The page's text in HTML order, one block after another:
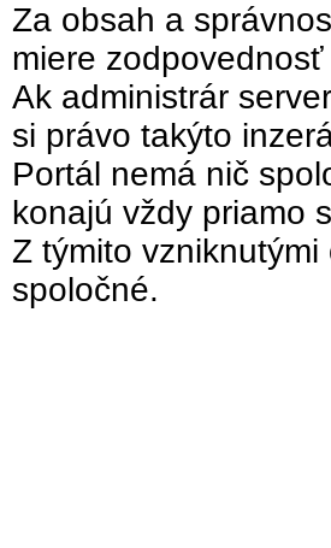
Za obsah a
miere
Ak administrár
si právo takýto
Portál nemá nič
konajú vždy priamo
Z týmito
spoločné.